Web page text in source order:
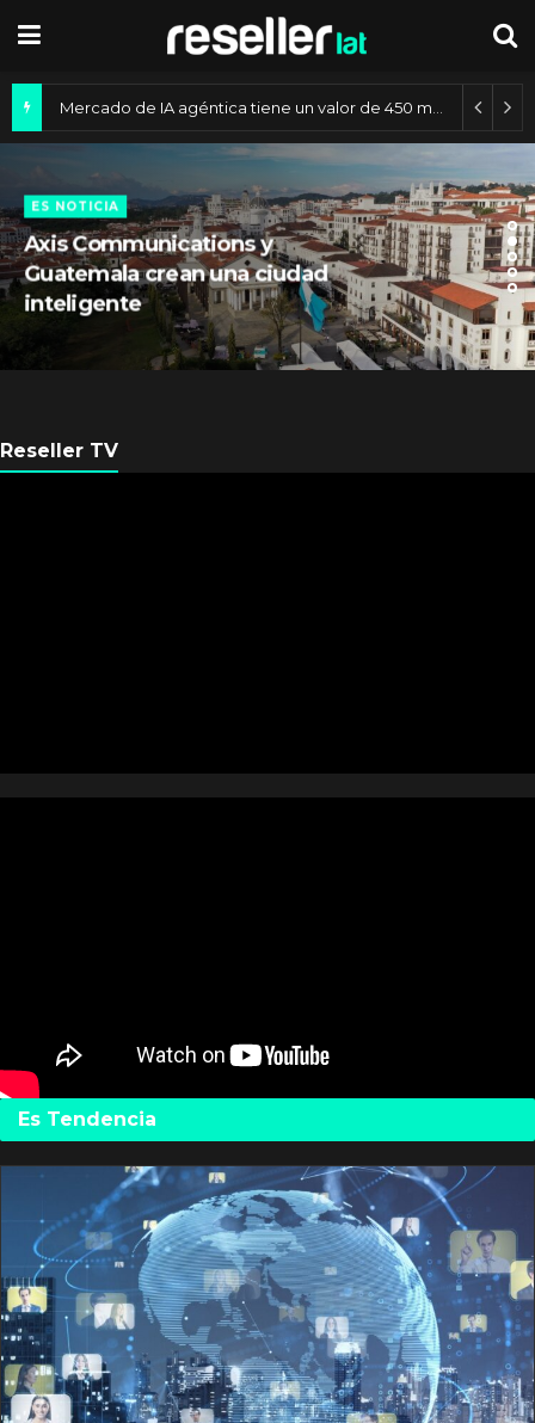
ES NOTICIA
Axis Communications y
Guatemala crean una ciudad
inteligente
Reseller TV
Es Tendencia